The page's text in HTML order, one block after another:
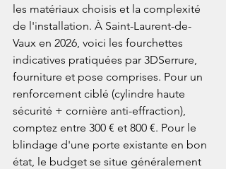
les matériaux choisis et la complexité
de l'installation. À Saint-Laurent-de-
Vaux en 2026, voici les fourchettes
indicatives pratiquées par 3DSerrure,
fourniture et pose comprises. Pour un
renforcement ciblé (cylindre haute
sécurité + cornière anti-effraction),
comptez entre 300 € et 800 €. Pour le
blindage d'une porte existante en bon
état, le budget se situe généralement